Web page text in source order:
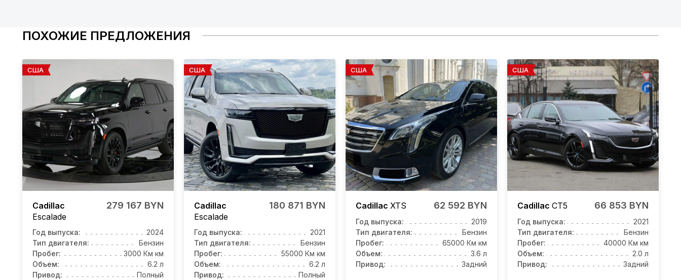
ПОХОЖИЕ ПРЕДЛОЖЕНИЯ
США
Cadillac
Escalade
279 167 BYN
Год выпуска:
2024
Тип двигателя:
Бензин
Пробег:
3000 Км км
Объем:
6.2 л
Привод:
Полный
США
Cadillac
Escalade
180 871 BYN
Год выпуска:
2021
Тип двигателя:
Бензин
Пробег:
55000 Км км
Объем:
6.2 л
Привод:
Полный
США
Cadillac XTS 62 592 BYN
Год выпуска:
2019
Тип двигателя:
Бензин
Пробег:
65000 Км км
Объем:
3.6 л
Привод:
Задний
США
Cadillac CT5 66 853 BYN
Год выпуска:
2021
Тип двигателя:
Бензин
Пробег:
40000 Км км
Объем:
2.0 л
Привод:
Задний